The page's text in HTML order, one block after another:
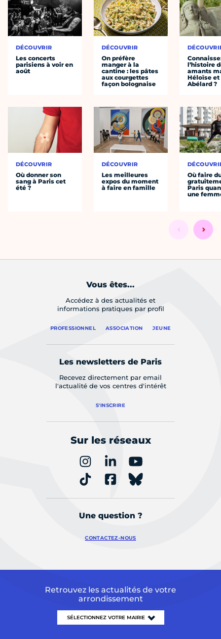
DÉCOUVRIR
Les concerts
parisiens à voir en
août
DÉCOUVRIR
Où donner son
sang à Paris cet
été ?
DÉCOUVRIR
On préfère
manger à la
cantine : les pâtes
aux courgettes
façon bolognaise
DÉCOUVRIR
Les meilleures
expos du moment
à faire en famille
l’histoire
amants
Héloïse et
Abélard ?
Où faire
Paris
une
Vous êtes...
Accédez à des actualités et
informations pratiques par profil
PROFESSIONNEL ASSOCIATION JEUNE
Les newsletters de Paris
Recevez directement par email
l'actualité de vos centres d'intérêt
S'INSCRIRE
Sur les réseaux
Une question ?
CONTACTEZ-NOUS
Retrouvez les actualités de votre
arrondissement